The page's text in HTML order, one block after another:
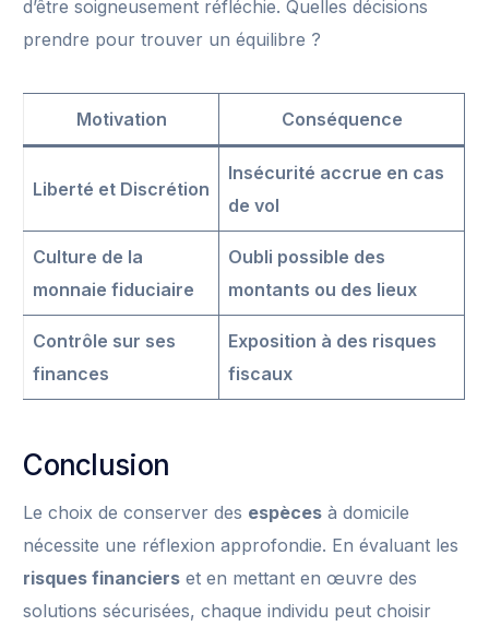
d’être soigneusement réfléchie. Quelles décisions
prendre pour trouver un équilibre ?
Motivation Conséquence
Liberté et Discrétion
Insécurité accrue en cas
de vol
Culture de la
monnaie fiduciaire
Oubli possible des
montants ou des lieux
Contrôle sur ses
finances
Exposition à des risques
fiscaux
Conclusion
Le choix de conserver des espèces à domicile
nécessite une réflexion approfondie. En évaluant les
risques financiers et en mettant en œuvre des
solutions sécurisées, chaque individu peut choisir